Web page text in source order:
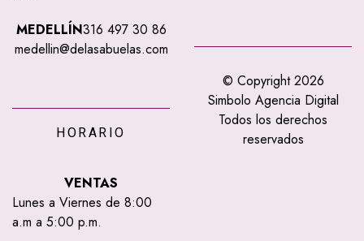
MEDELLÍN316 497 30 86
medellin@delasabuelas.com
HORARIO
VENTAS
Lunes a Viernes de 8:00
a.m a 5:00 p.m.
© Copyright 2026
Simbolo Agencia Digital
Todos los derechos
reservados